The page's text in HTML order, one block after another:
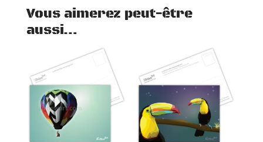
Vous aimerez peut-être
aussi…